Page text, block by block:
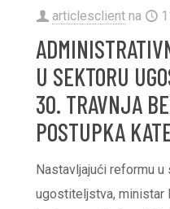
articlesclient na
U SEKTORU
30. TRAVNJA
POSTUPKA
Nastavljajući reformu
ugostiteljstva, ministar